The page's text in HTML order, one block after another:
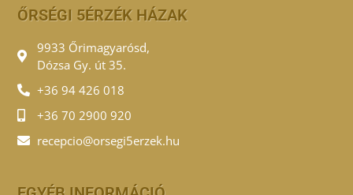
ŐRSÉGI 5ÉRZÉK HÁZAK
9933 Őrimagyarósd,
Dózsa Gy. út 35.
+36 94 426 018
+36 70 2900 920
recepcio@orsegi5erzek.hu